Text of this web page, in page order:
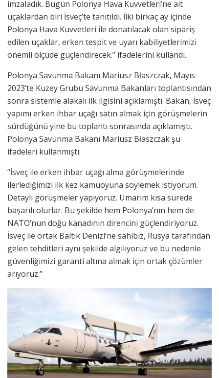
imzaladık. Bugün Polonya Hava Kuvvetleri’ne ait
uçaklardan biri İsveç’te tanıtıldı. İlki birkaç ay içinde
Polonya Hava Kuvvetleri ile donatılacak olan sipariş
edilen uçaklar, erken tespit ve uyarı kabiliyetlerimizi
önemli ölçüde güçlendirecek.” ifadelerini kullandı.
Polonya Savunma Bakanı Mariusz Błaszczak, Mayıs
2023’te Kuzey Grubu Savunma Bakanları toplantısından
sonra sistemle alakalı ilk ilgisini açıklamıştı. Bakan, İsveç
yapımı erken ihbar uçağı satın almak için görüşmelerin
sürdüğünü yine bu toplantı sonrasında açıklamıştı.
Polonya Savunma Bakanı Mariusz Błaszczak şu
ifadeleri kullanmıştı:
“İsveç ile erken ihbar uçağı alma görüşmelerinde
ilerlediğimizi ilk kez kamuoyuna söylemek istiyorum.
Detaylı görüşmeler yapıyoruz. Umarım kısa sürede
başarılı olurlar. Bu şekilde hem Polonya’nın hem de
NATO’nun doğu kanadının direncini güçlendiriyoruz.
İsveç ile ortak Baltık Denizi’ne sahibiz, Rusya tarafından
gelen tehditleri aynı şekilde algılıyoruz ve bu nedenle
güvenliğimizi garanti altına almak için ortak çözümler
arıyoruz.”